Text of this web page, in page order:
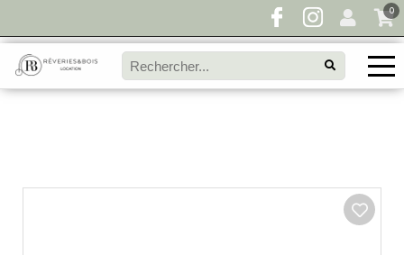
0
Pour toute demande de disponibilité, remplissez